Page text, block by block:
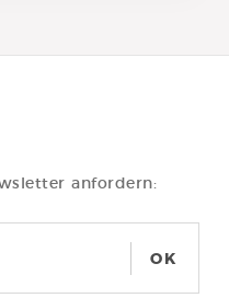
anfordern:
OK